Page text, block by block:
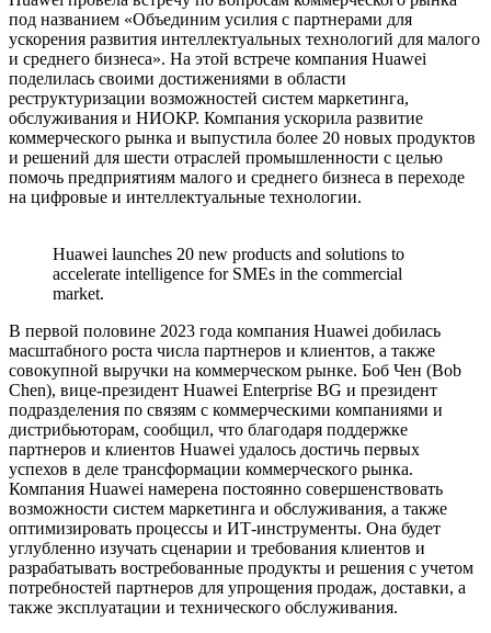
под названием «Объединим усилия с партнерами для
ускорения развития интеллектуальных технологий для малого
и среднего бизнеса». На этой встрече компания Huawei
поделилась своими достижениями в области
реструктуризации возможностей систем маркетинга,
обслуживания и НИОКР. Компания ускорила развитие
коммерческого рынка и выпустила более 20 новых продуктов
и решений для шести отраслей промышленности с целью
помочь предприятиям малого и среднего бизнеса в переходе
на цифровые и интеллектуальные технологии.
Huawei launches 20 new products and solutions to
accelerate intelligence for SMEs in the commercial
market.
В первой половине 2023 года компания Huawei добилась
масштабного роста числа партнеров и клиентов, а также
совокупной выручки на коммерческом рынке. Боб Чен (Bob
Chen), вице-президент Huawei Enterprise BG и президент
подразделения по связям с коммерческими компаниями и
дистрибьюторам, сообщил, что благодаря поддержке
партнеров и клиентов Huawei удалось достичь первых
успехов в деле трансформации коммерческого рынка.
Компания Huawei намерена постоянно совершенствовать
возможности систем маркетинга и обслуживания, а также
оптимизировать процессы и ИТ-инструменты. Она будет
углубленно изучать сценарии и требования клиентов и
разрабатывать востребованные продукты и решения с учетом
потребностей партнеров для упрощения продаж, доставки, а
также эксплуатации и технического обслуживания.